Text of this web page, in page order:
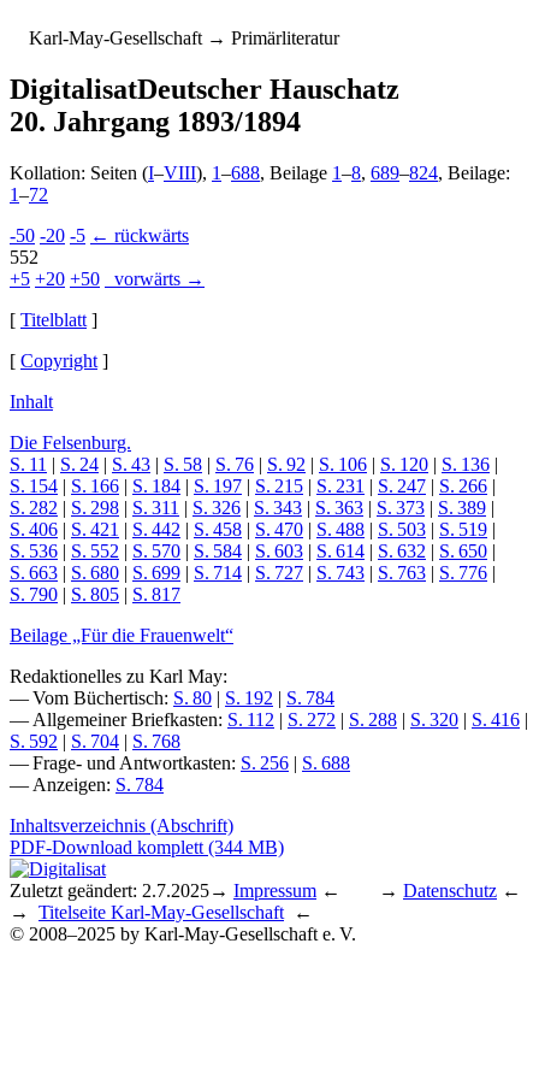
Karl-May-Gesellschaft → Primärliteratur
DigitalisatDeutscher Hauschatz
20. Jahrgang 1893/1894
Kollation: Seiten (I–VIII), 1–688, Beilage 1–8, 689–824, Beilage:
1–72
-50 -20 -5 ← rückwärts
552
+5 +20 +50
vorwärts →
[ Titelblatt ]
[ Copyright ]
Inhalt
Die Felsenburg.
S. 11 | S. 24 | S. 43 | S. 58 | S. 76 | S. 92 | S. 106 | S. 120 | S. 136 |
S. 154 | S. 166 | S. 184 | S. 197 | S. 215 | S. 231 | S. 247 | S. 266 |
S. 282 | S. 298 | S. 311 | S. 326 | S. 343 | S. 363 | S. 373 | S. 389 |
S. 406 | S. 421 | S. 442 | S. 458 | S. 470 | S. 488 | S. 503 | S. 519 |
S. 536 | S. 552 | S. 570 | S. 584 | S. 603 | S. 614 | S. 632 | S. 650 |
S. 663 | S. 680 | S. 699 | S. 714 | S. 727 | S. 743 | S. 763 | S. 776 |
S. 790 | S. 805 | S. 817
Beilage „Für die Frauenwelt“
Redaktionelles zu Karl May:
— Vom Büchertisch: S. 80 | S. 192 | S. 784
— Allgemeiner Briefkasten: S. 112 | S. 272 | S. 288 | S. 320 | S. 416 |
S. 592 | S. 704 | S. 768
— Frage- und Antwortkasten: S. 256 | S. 688
— Anzeigen: S. 784
Inhaltsverzeichnis (Abschrift)
PDF-Download komplett (344 MB)
Zuletzt geändert: 2.7.2025→ Impressum ← → Datenschutz ←
→ Titelseite Karl-May-Gesellschaft ←
© 2008–2025 by Karl-May-Gesellschaft e. V.